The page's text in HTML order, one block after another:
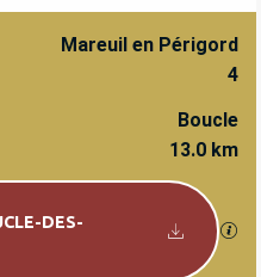
Mareuil en Périgord
4
Boucle
13.0 km
DES-